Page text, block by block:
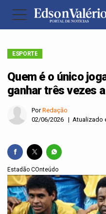
ESPORTE
Quem é o único
ganhar três vezes
PorRedação
02/06/2026 | Atualizado
Estadão COnteúdo